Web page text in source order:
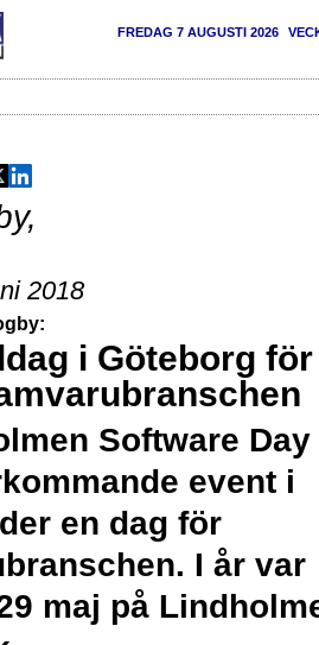
FREDAG 7 AUGUSTI 2026
,
2018
i Göteborg för
Software Day
event i
en dag för
I år var
maj på